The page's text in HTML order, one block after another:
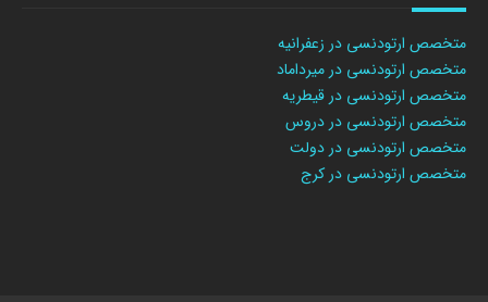
متخصص ارتودنسی در زعفرانیه
متخصص ارتودنسی در میرداماد
متخصص ارتودنسی در قیطریه
متخصص ارتودنسی در دروس
متخصص ارتودنسی در دولت
متخصص ارتودنسی در کرج